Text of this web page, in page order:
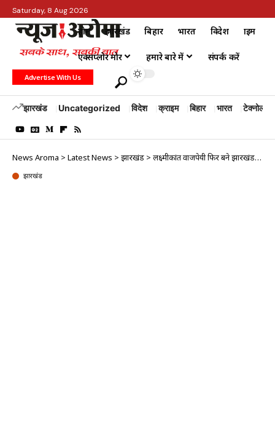
Saturday, 8 Aug 2026
होम झारखंड बिहार भारत विदेश क्राइम
एक्सप्लोर मोर हमारे बारे में संपर्क करें
Advertise With Us
झारखंड Uncategorized विदेश क्राइम बिहार भारत टेक्नोलॉजी
News Aroma > Latest News > झारखंड > लक्ष्मीकांत वाजपेयी फिर बने झारखंड भाजपा के प्रभारी
झारखंड